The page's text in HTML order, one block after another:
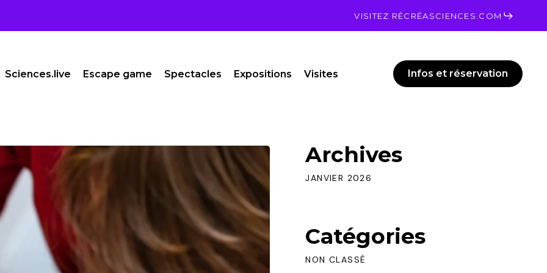
VISITEZ RÉCRÉASCIENCES.COM
Sciences.live Escape game Spectacles Expositions Visites Infos et réservation
Archives
JANVIER 2026
Catégories
NON CLASSÉ